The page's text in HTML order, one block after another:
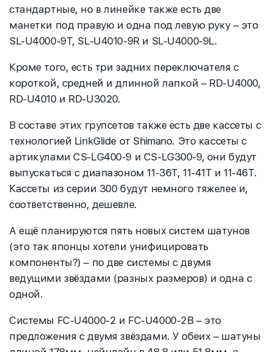
стандартные, но в линейке также есть две
манетки под правую и одна под левую руку – это
SL-U4000-9T, SL-U4010-9R и SL-U4000-9L.
Кроме того, есть три задних переключателя с
короткой, средней и длинной лапкой – RD-U4000,
RD-U4010 и RD-U3020.
В составе этих групсетов также есть две кассеты с
технологией LinkGlide от Shimano. Это кассеты с
артикулами CS-LG400-9 и CS-LG300-9, они будут
выпускаться с диапазоном 11-36T, 11-41T и 11-46T.
Кассеты из серии 300 будут немного тяжелее и,
соответственно, дешевле.
А ещё планируются пять новых систем шатунов
(это так японцы хотели унифицировать
компоненты?) – по две системы с двумя
ведущими звёздами (разных размеров) и одна с
одной.
Системы FC-U4000-2 и FC-U4000-2B – это
предложения с двумя звёздами. У обеих – шатуны